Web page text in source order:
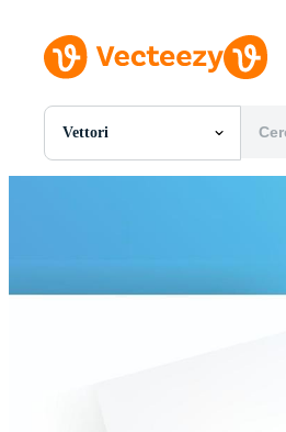
Vettori
Tutte Immagini
Vettori